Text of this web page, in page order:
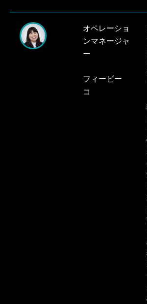
オペレーショ
ンマネージャ
ー
フィービー
コ